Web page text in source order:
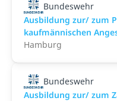
Bundeswehr
Ausbildung zur/ zum
kaufmännischen
Hamburg
Bundeswehr
Ausbildung zur/ zum